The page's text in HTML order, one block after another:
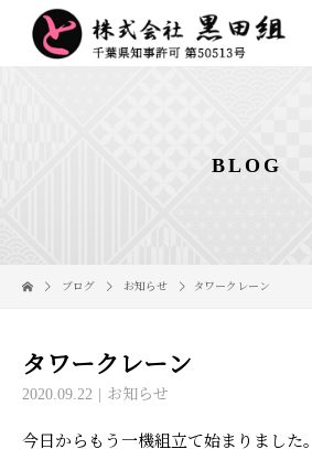
BLOG
ブログ お知らせ タワークレーン
タワークレーン
2020.09.22 お知らせ
今日からもう一機組立て始まりました。